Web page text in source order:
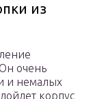
из
очень
и немалых
корпус